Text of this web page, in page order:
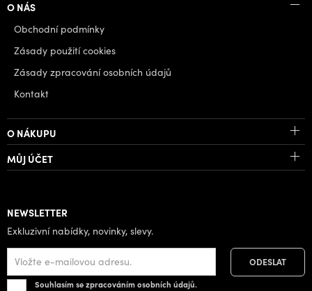
O NÁS
Obchodní podmínky
Zásady použití cookies
Zásady zpracování osobních údajů
Kontakt
O NÁKUPU
MŮJ ÚČET
NEWSLETTER
Exkluzivní nabídky, novinky, slevy.
Souhlasím se zpracováním osobních údajů.